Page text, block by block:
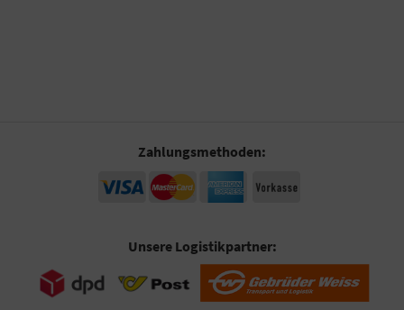
Zahlungsmethoden:
Unsere Logistikpartner: